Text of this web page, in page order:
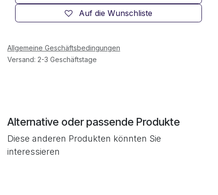
Auf die Wunschliste
Allgemeine Geschäftsbedingungen
Versand: 2-3 Geschäftstage
Alternative oder passende Produkte
Diese anderen Produkten könnten Sie
interessieren